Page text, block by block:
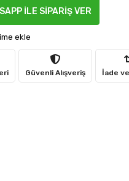
İLE SİPARİŞ VER
ekle
Güvenli Alışveriş İade